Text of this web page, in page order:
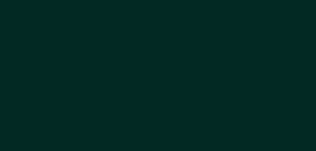
"Brillant" est directement dérivé de l'adjectif
"qui se distingue par ses qualités". Il évoque des
il est peu commun et pourrait être perçu
Il peut également être utilisé pour décrire